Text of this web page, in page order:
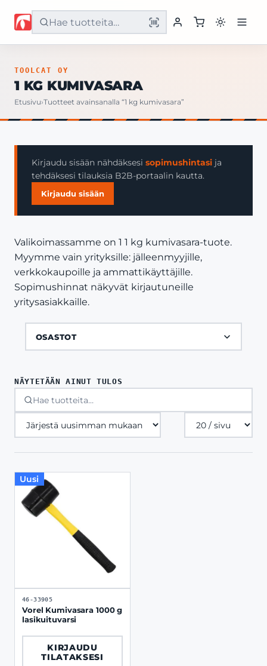
Etusivu
Yritys
Yhteystiedot
TOOLCAT OY
1 KG KUMIVASARA
Etusivu›Tuotteet avainsanalla “1 kg kumivasara”
Kirjaudu sisään nähdäksesi sopimushintasi ja
tehdäksesi tilauksia B2B-portaalin kautta.
Kirjaudu sisään
Valikoimassamme on 1 1 kg kumivasara-tuote.
Myymme vain yrityksille: jälleenmyyjille,
verkkokaupoille ja ammattikäyttäjille.
Sopimushinnat näkyvät kirjautuneille
yritysasiakkaille.
OSASTOT
NÄYTETÄÄN AINUT TULOS
Tuotteita
sivulla
Uusi
46-33905
Vorel Kumivasara 1000 g
lasikuituvarsi
KIRJAUDU
TILATAKSESI